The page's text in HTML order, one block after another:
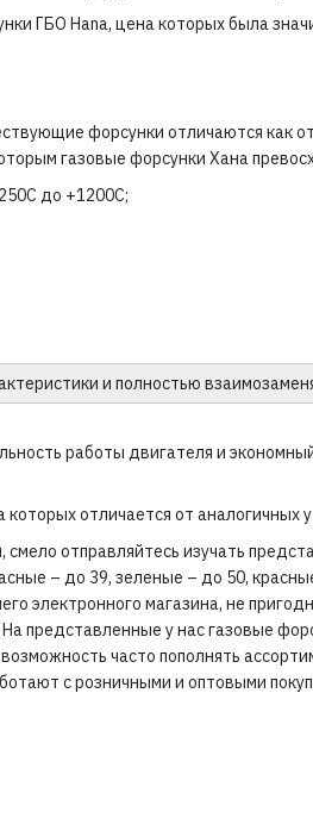
ГБО Нana, цена которых была
форсунки отличаются как
газовые форсунки Хана
до +1200С;
и полностью
работы двигателя и
отличается от аналогичных
отправляйтесь изучать
– до 39, зеленые – до 50,
электронного магазина, не
представленные у нас газовые
часто пополнять
с розничными и оптовыми